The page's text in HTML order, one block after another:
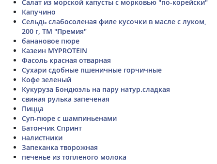
Салат из морской капусты с морковью "по-корейски"
Капучино
Сельдь слабосоленая филе кусочки в масле с луком,
200 г, ТМ "Премия"
банановое пюре
Казеин MYPROTEIN
Фасоль красная отварная
Сухари сдобные пшеничные горчичные
Кофе зеленый
Кукуруза Бондюэль на пару натур.сладкая
свиная рулька запеченая
Пицца
Суп-пюре с шампиньенами
Батончик Спринт
налистники
Запеканка творожная
печенье из топленого молока